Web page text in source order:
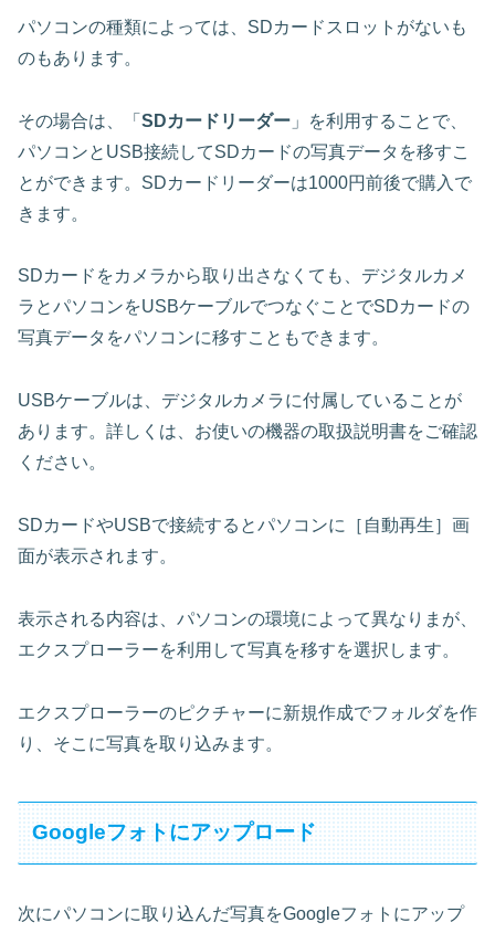
パソコンの種類によっては、SDカードスロットがないも
のもあります。
その場合は、「 SDカードリーダー 」を利用することで、
パソコンとUSB接続してSDカードの写真データを移すこ
とができます。SDカードリーダーは1000円前後で購入で
きます。
SDカードをカメラから取り出さなくても、デジタルカメ
ラとパソコンをUSBケーブルでつなぐことでSDカードの
写真データをパソコンに移すこともできます。
USBケーブルは、デジタルカメラに付属していることが
あります。詳しくは、お使いの機器の取扱説明書をご確認
ください。
SDカードやUSBで接続するとパソコンに［自動再生］画
面が表示されます。
表示される内容は、パソコンの環境によって異なりまが、
エクスプローラーを利用して写真を移すを選択します。
エクスプローラーのピクチャーに新規作成でフォルダを作
り、そこに写真を取り込みます。
Googleフォトにアップロード
次にパソコンに取り込んだ写真をGoogleフォトにアップ